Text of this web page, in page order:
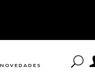
NOVEDADES